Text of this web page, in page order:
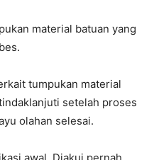
material batuan yang
tumpukan material
setelah proses
olahan selesai.